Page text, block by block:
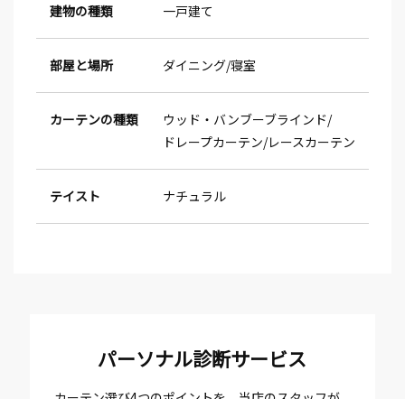
建物の種類 一戸建て
部屋と場所 ダイニング 寝室
カーテンの種類
ウッド・バンブーブラインド
ドレープカーテン レースカーテン
テイスト ナチュラル
パーソナル診断サービス